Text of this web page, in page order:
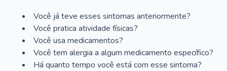
Você já teve esses sintomas anteriormente?
Você pratica atividade físicas?
Você usa medicamentos?
Você tem alergia a algum medicamento específico?
Há quanto tempo você está com esse sintoma?